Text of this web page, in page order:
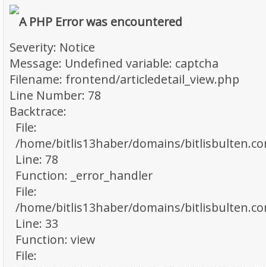
A PHP Error was encountered
Severity: Notice
Message: Undefined variable: captcha
Filename: frontend/articledetail_view.php
Line Number: 78
Backtrace:
File:
/home/bitlis13haber/domains/
Line: 78
Function: _error_handler
File:
/home/bitlis13haber/domains/
Line: 33
Function: view
File: